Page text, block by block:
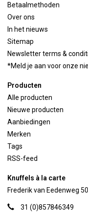
Betaalmethoden
Over ons
In het nieuws
Sitemap
Newsletter terms &
*Meld je aan voor onze
Producten
Alle producten
Nieuwe producten
Aanbiedingen
Merken
Tags
RSS-feed
Knuffels à la carte
Frederik van Eedenweg
31 (0)857846349